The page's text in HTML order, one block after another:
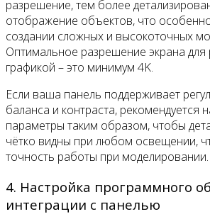
разрешение, тем более
отображение объектов, что
создании сложных и высокоточных
Оптимальное разрешение экрана
графикой – это минимум 4K.
Если ваша панель поддерживает
баланса и контраста, рекомендуется
параметры таким образом, чтобы
чётко видны при любом освещении,
точность работы при моделировании.
4. Настройка программного
интеграции с панелью